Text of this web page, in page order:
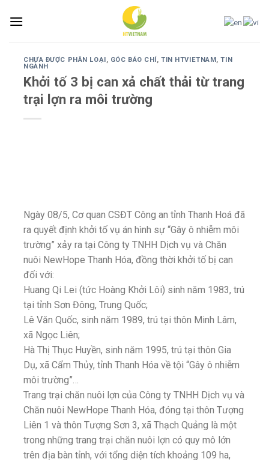
CHƯA ĐƯỢC PHÂN LOẠI, GÓC BÁO CHÍ,TIN HTVIETNAM,TIN
NGÀNH
Khởi tố 3 bị can xả chất thải từ trang
trại lợn ra môi trường
Ngày 08/5, Cơ quan CSĐT Công an tỉnh Thanh Hoá đã
ra quyết định khởi tố vụ án hình sự “Gây ô nhiễm môi
trường” xảy ra tại Công ty TNHH Dịch vụ và Chăn
nuôi NewHope Thanh Hóa, đồng thời khởi tố bị can
đối với:
Huang Qi Lei (tức Hoàng Khởi Lôi) sinh năm 1983, trú
tại tỉnh Sơn Đông, Trung Quốc;
Lê Văn Quốc, sinh năm 1989, trú tại thôn Minh Lâm,
xã Ngọc Liên;
Hà Thị Thục Huyền, sinh năm 1995, trú tại thôn Gia
Dụ, xã Cẩm Thủy, tỉnh Thanh Hóa về tội “Gây ô nhiễm
môi trường”…
Trang trại chăn nuôi lợn của Công ty TNHH Dịch vụ và
Chăn nuôi NewHope Thanh Hóa, đóng tại thôn Tượng
Liên 1 và thôn Tượng Sơn 3, xã Thạch Quảng là một
trong những trang trại chăn nuôi lợn có quy mô lớn
trên địa bàn tỉnh, với tổng diện tích khoảng 109 ha,